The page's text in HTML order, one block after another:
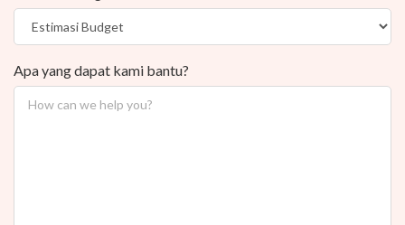
Apa yang dapat kami bantu?